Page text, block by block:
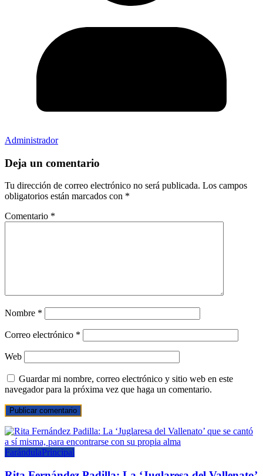
Administrador
Deja un comentario
Tu dirección de correo electrónico no será publicada. Los campos
obligatorios están marcados con *
Comentario *
Nombre *
Correo electrónico *
Web
Guardar mi nombre, correo electrónico y sitio web en este
navegador para la próxima vez que haga un comentario.
FarándulaPrincipal